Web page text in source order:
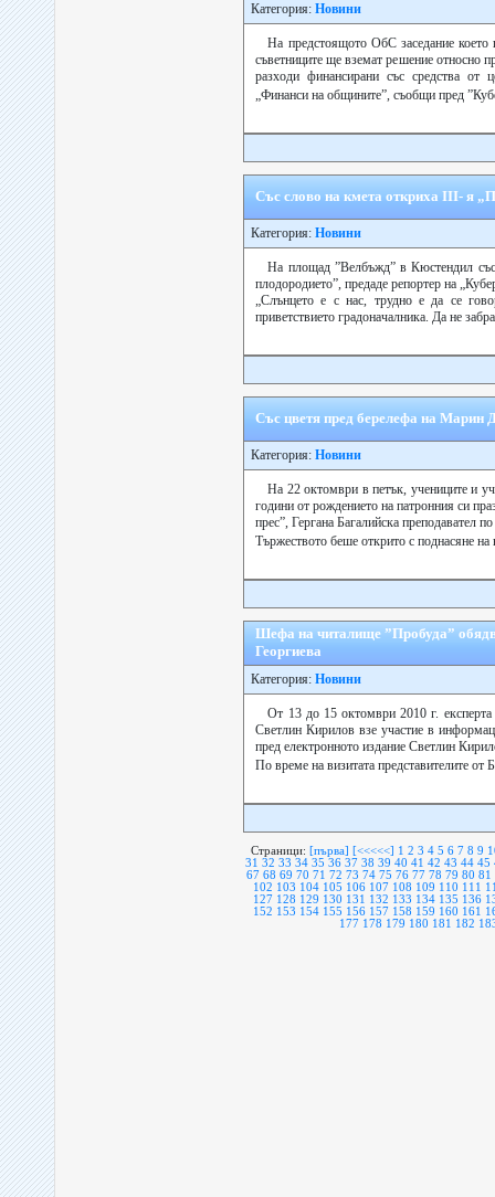
Категория: Новини
На предстоящото ОбС заседание което
съветниците ще вземат решение относно
разходи финансирани със средства
„Финанси на общините”, съобщи пред
Със слово на кмета откриха ІІІ- я
Категория: Новини
На площад ”Велбъжд” в Кюстендил
плодородието”, предаде репортер на
„Слънцето е с нас, трудно е да се
приветствието градоначалника. Да не
Със цветя пред берелефа на Марин
Категория: Новини
На 22 октомври в петък, учениците и
години от рождението на патронния си
прес”, Гергана Багалийска преподавател
Тържеството беше открито с поднасяне
Шефа на читалище ”Пробуда”
Георгиева
Категория: Новини
От 13 до 15 октомври 2010 г.
Светлин Кирилов взе участие в
пред електронното издание Светлин
По време на визитата представителите
Страници: [първа] [<<<<<] 1 2 3 4 5 6 7 8 9
31 32 33 34 35 36 37 38 39 40 41 42 43 44 45
67 68 69 70 71 72 73 74 75 76 77 78 79 80 81
102 103 104 105 106 107 108 109 110 111
127 128 129 130 131 132 133 134 135 136
152 153 154 155 156 157 158 159 160 161
177 178 179 180 181 182